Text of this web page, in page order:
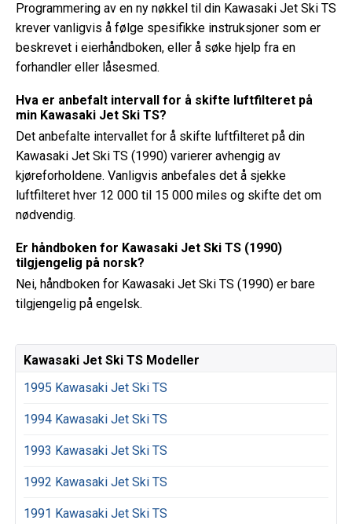
Programmering av en ny nøkkel til din Kawasaki Jet Ski TS
krever vanligvis å følge spesifikke instruksjoner som er
beskrevet i eierhåndboken, eller å søke hjelp fra en
forhandler eller låsesmed.
Hva er anbefalt intervall for å skifte luftfilteret på
min Kawasaki Jet Ski TS?
Det anbefalte intervallet for å skifte luftfilteret på din
Kawasaki Jet Ski TS (1990) varierer avhengig av
kjøreforholdene. Vanligvis anbefales det å sjekke
luftfilteret hver 12 000 til 15 000 miles og skifte det om
nødvendig.
Er håndboken for Kawasaki Jet Ski TS (1990)
tilgjengelig på norsk?
Nei, håndboken for Kawasaki Jet Ski TS (1990) er bare
tilgjengelig på engelsk.
Kawasaki Jet Ski TS Modeller
1995 Kawasaki Jet Ski TS
1994 Kawasaki Jet Ski TS
1993 Kawasaki Jet Ski TS
1992 Kawasaki Jet Ski TS
1991 Kawasaki Jet Ski TS